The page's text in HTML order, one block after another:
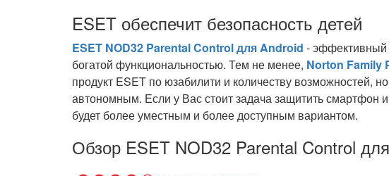
ESET обеспечит безопасность детей
ESET NOD32 Parental Control для Android - эффективный
богатой функциональностью. Тем не менее, Norton Family
продукт ESET по юзабилити и количеству возможностей,
автономным. Если у Вас стоит задача защитить смартфон
будет более уместным и более доступным вариантом.
Обзор ESET NOD32 Parental Control